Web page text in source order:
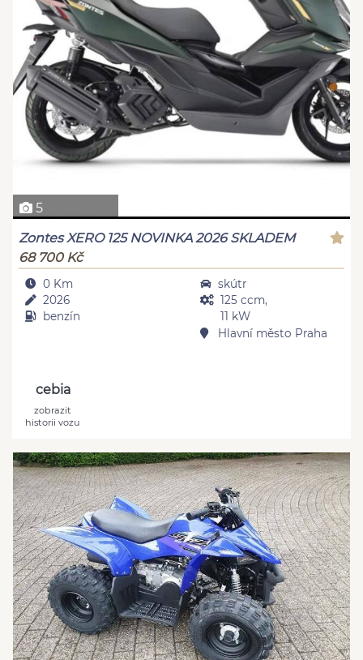
5
Zontes XERO 125 NOVINKA 2026 SKLADEM
68 700 Kč
0 Km
2026
benzín
skútr
125 ccm,
11 kW
Hlavní město Praha
cebia
zobrazit
historii vozu